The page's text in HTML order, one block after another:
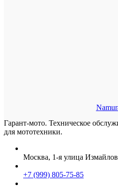
Гарант-мото. Техническое
для мототехники.
Москва, 1-я улица
+7 (999) 805-75-85